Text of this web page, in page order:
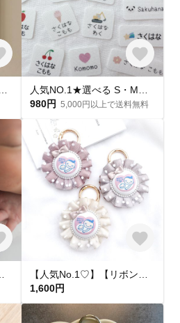
980円 5,000円以上で送料無料
1,600円